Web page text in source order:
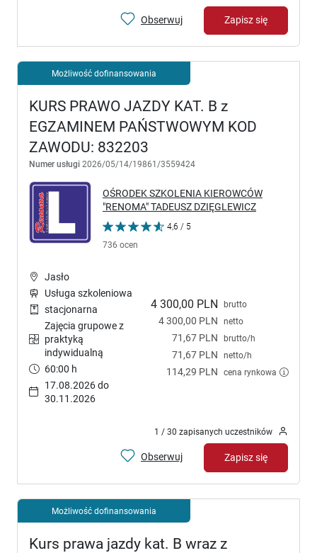
Obserwuj Zapisz się
Możliwość dofinansowania
KURS PRAWO JAZDY KAT. B z
EGZAMINEM PAŃSTWOWYM KOD
ZAWODU: 832203
Numer usługi 2026/05/14/19861/3559424
OŚRODEK SZKOLENIA KIEROWCÓW
"RENOMA" TADEUSZ DZIĘGLEWICZ
4,6 / 5
736 ocen
4 300,00 PLN brutto
4 300,00 PLN netto
71,67 PLN brutto/h
71,67 PLN netto/h
114,29 PLN cena rynkowa
Jasło
Usługa szkoleniowa
stacjonarna
Zajęcia grupowe z
praktyką
indywidualną
60:00 h
17.08.2026 do
30.11.2026
1 / 30 zapisanych uczestników
Obserwuj Zapisz się
Możliwość dofinansowania
Kurs prawa jazdy kat. B wraz z